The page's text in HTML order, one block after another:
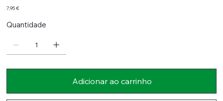
Preço
7,95 €
Quantidade
Adicionar ao carrinho